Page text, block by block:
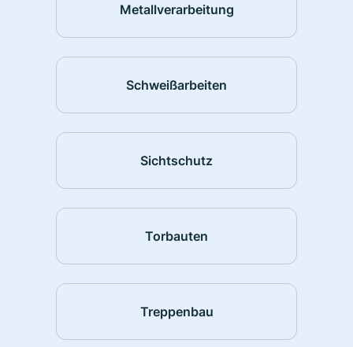
Metallverarbeitung
Schweißarbeiten
Sichtschutz
Torbauten
Treppenbau